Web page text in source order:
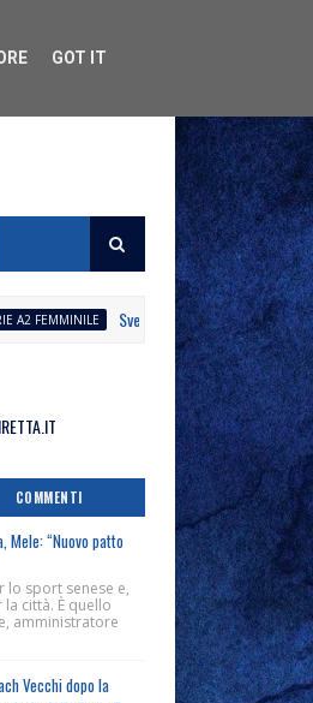
Svelato il calendario la Polisportiva
COMMENTI
Mele: “Nuovo patto
lo sport senese e,
città. È quello
amministratore
Vecchi dopo la
GOT IT